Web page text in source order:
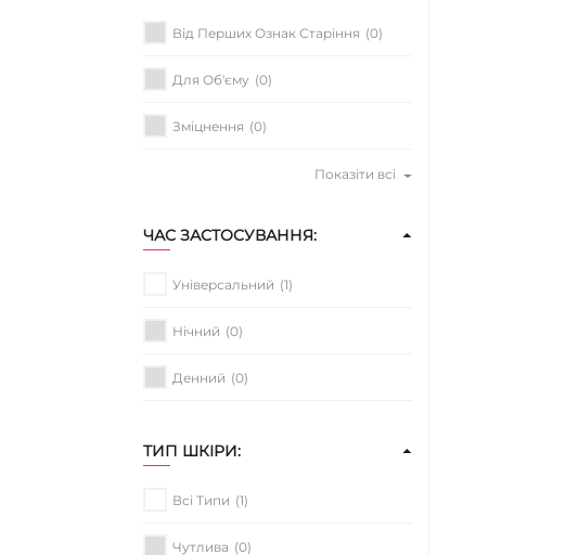
Від Перших Ознак Старіння (0)
Для Об'єму (0)
Зміцнення (0)
Показіти всі
ЧАС ЗАСТОСУВАННЯ:
Універсальний (1)
Нічний (0)
Денний (0)
ТИП ШКІРИ:
Всі Типи (1)
Чутлива (0)